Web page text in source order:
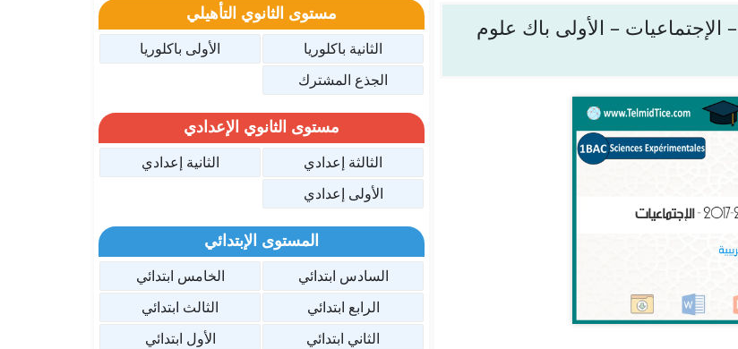
الامتحانات الجهوية الموحدة 2023-2017 – الإجتماعيات – الأولى باك علوم
مستوى الثانوي التأهيلي
الثانية باكلوريا
الأولى باكلوريا
الجذع المشترك
مستوى الثانوي الإعدادي
الثالثة إعدادي
الثانية إعدادي
الأولى إعدادي
المستوى الإبتدائي
السادس ابتدائي
الخامس ابتدائي
الرابع ابتدائي
الثالث ابتدائي
الثاني ابتدائي
الأول ابتدائي